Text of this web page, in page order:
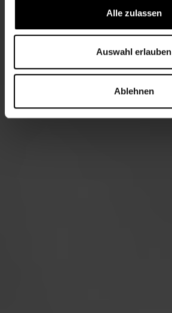
Alle zulassen
Auswahl erlauben
Ablehnen